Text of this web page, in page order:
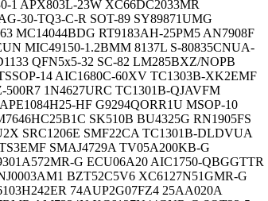
1 APX803L-23W XC66DC2033MR
30-TQ3-C-R SOT-89 SY89871UMG
MC14044BDG RT9183AH-25PM5 AN7908F
MIC49150-1.2BMM 8137L S-80835CNUA-
QFN5x5-32 SC-82 LM285BXZ/NOPB
14 AIC1680C-60XV TC1303B-XK2EMF
1N4627URC TC1301B-QJAVFM
HF G9294QORR1U MSOP-10
SK510B BU4325G RN1905FS
SRC1206E SMF22CA TC1301B-DLDVUA
SMAJ4729A TV05A200KB-G
G ECU06A20 AIC1750-QBGGTTR
BZT52C5V6 XC6127N51GMR-G
74AUP2G07FZ4 25AA020A